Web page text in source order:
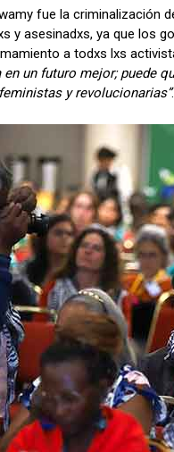
fue la
y asesinadxs, ya que
a todxs lxs
un futuro mejor; puede
y revolucionarias”